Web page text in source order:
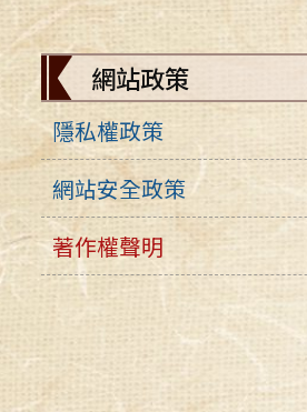
網站政策
隱私權政策
網站安全政策
著作權聲明